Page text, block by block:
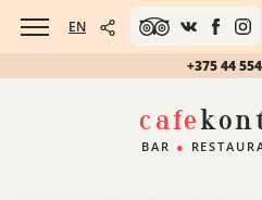
EN
+375 44
cafe
BAR ●